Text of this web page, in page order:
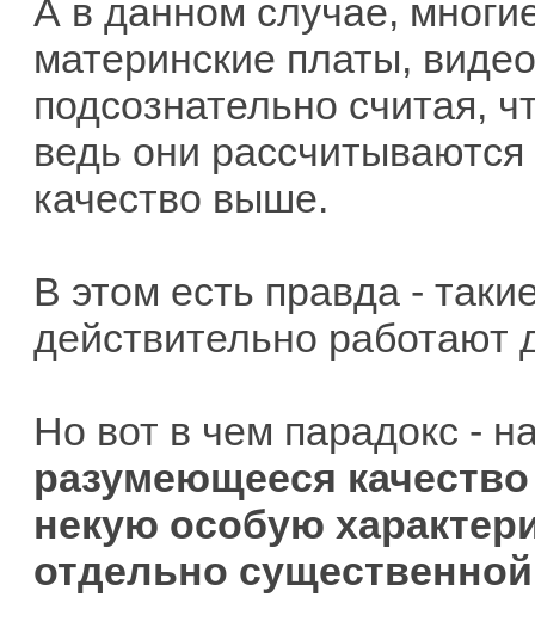
А в данном случае,
материнские платы,
подсознательно считая,
ведь они
качество выше.
В этом есть правда -
действительно работают
Но вот в чем парадокс -
разумеющееся
некую особую
отдельно